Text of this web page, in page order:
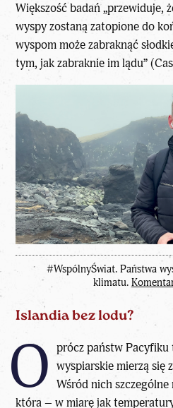
Większość badań „przewiduje,
wyspy zostaną zatopione do
wyspom może zabraknąć
tym, jak zabraknie im lądu”
#WspólnyŚwiat. Państwa
klimatu.
Islandia bez lodu?
O prócz państw Pacyfiku
wyspiarskie mierzą się
Wśród nich
która – w miarę jak